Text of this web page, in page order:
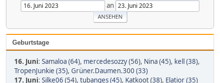
an
Geburtstage
16. Juni: Samaloa (64), mercedesozzy (56), Nina (45), kell (38),
TropenJunkie (35), Grüner.Daumen.300 (33)
17. Juni: Silke06 (54), tubanges (45), Katkoot (38), Elatior (35)